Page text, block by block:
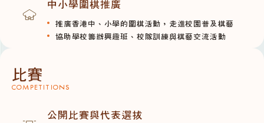
中小學圍棋推廣
推廣香港中、小學的圍棋活動，走進校園普及棋藝
協助學校籌辦興趣班、校隊訓練與棋藝交流活動
比賽
COMPETITIONS
公開比賽與代表選拔